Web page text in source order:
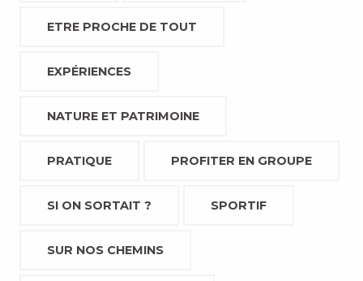
ETRE PROCHE DE TOUT
EXPÉRIENCES
NATURE ET PATRIMOINE
PRATIQUE PROFITER EN GROUPE
SI ON SORTAIT ? SPORTIF
SUR NOS CHEMINS